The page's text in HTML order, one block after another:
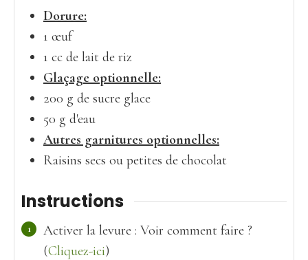
Dorure:
1 œuf
1 cc de lait de riz
Glaçage optionnelle:
200 g de sucre glace
50 g d'eau
Autres garnitures optionnelles:
Raisins secs ou petites de chocolat
Instructions
Activer la levure : Voir comment faire ?
(Cliquez-ici)